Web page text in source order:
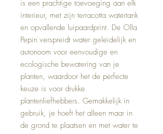
is een prachtige toevoeging aan elk
interieur, met zijn terracotta watertank
en opvallende luipaardprint. De Olla
Pepin verspreidt water geleidelijk en
autonoom voor eenvoudige en
ecologische bewatering van je
planten, waardoor het de perfecte
keuze is voor drukke
plantenliefhebbers. Gemakkelijk in
gebruik, je hoeft het alleen maar in
de grond te plaatsen en met water te